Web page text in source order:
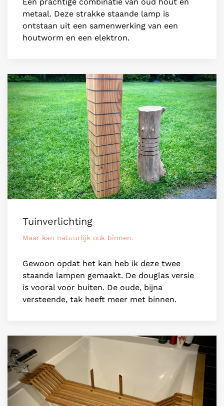
metaal. Deze strakke staande lamp is
ontstaan uit een samenwerking van een
houtworm en een elektron.
Tuinverlichting
Maar kan natuurlijk ook binnen.
Gewoon opdat het kan heb ik deze twee
staande lampen gemaakt. De douglas versie
is vooral voor buiten. De oude, bijna
versteende, tak heeft meer met binnen.